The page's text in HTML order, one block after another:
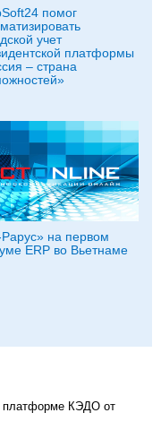
помог
учет
платформы
– страна
на первом
ERP во Вьетнаме
платформе КЭДО от